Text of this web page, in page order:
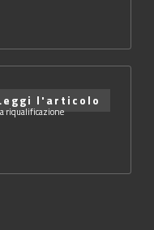
riqualificazione
l'articolo